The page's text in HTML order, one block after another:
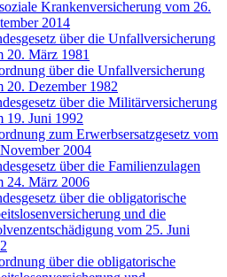
Krankenversicherung vom 26.
2014
über die Unfallversicherung
20. März 1981
über die Unfallversicherung
20. Dezember 1982
über die Militärversicherung
19. Juni 1992
zum Erwerbsersatzgesetz vom
2004
über die Familienzulagen
24. März 2006
über die obligatorische
und die
vom 25. Juni
über die obligatorische